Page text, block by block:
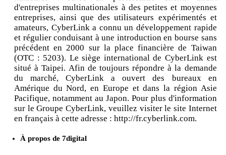
d'entreprises multinationales à des petites et moyennes
entreprises, ainsi que des utilisateurs expérimentés et
amateurs, CyberLink a connu un développement rapide
et régulier conduisant à une introduction en bourse sans
précédent en 2000 sur la place financière de Taiwan
(OTC : 5203). Le siège international de CyberLink est
situé à Taipei. Afin de toujours répondre à la demande
du marché, CyberLink a ouvert des bureaux en
Amérique du Nord, en Europe et dans la région Asie
Pacifique, notamment au Japon. Pour plus d'information
sur le Groupe CyberLink, veuillez visiter le site Internet
en français à cette adresse : http://fr.cyberlink.com.
À propos de 7digital